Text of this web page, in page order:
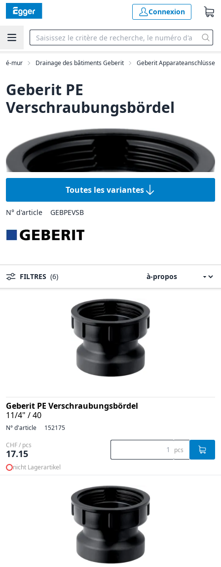
Connexion
mur Drainage des bâtiments Geberit Geberit Apparateanschlüsse
Geberit PE
Verschraubungsbördel
Toutes les variantes
N° d'article GEBPEVSB
FILTRES (6)
Geberit PE Verschraubungsbördel
11/4" / 40
N° d'article 152175
CHF / pcs
17.15 pcs
nicht Lagerartikel